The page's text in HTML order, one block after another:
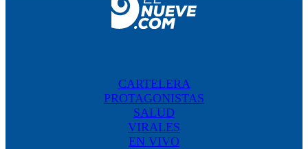
CARTELERA
PROTAGONISTAS
SALUD
VIRALES
EN VIVO